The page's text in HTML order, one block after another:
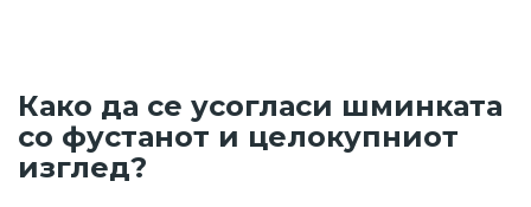
Како да се усогласи шминката
со фустанот и целокупниот
изглед?